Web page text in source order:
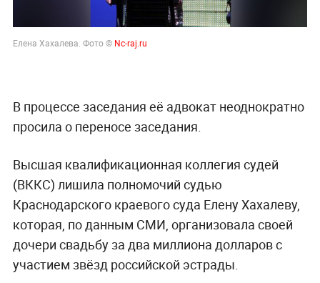
Елена Хахалева. Фото © Nc-raj.ru
В процессе заседания её адвокат неоднократно
просила о переносе заседания.
Высшая квалификационная коллегия судей
(ВККС) лишила полномочий судью
Краснодарского краевого суда Елену Хахалеву,
которая, по данным СМИ, организовала своей
дочери свадьбу за два миллиона долларов с
участием звёзд российской эстрады.